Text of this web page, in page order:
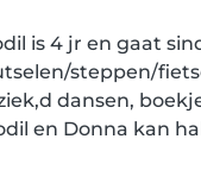
is 4 jr en gaat
steppen/
dansen,
en Donna kan